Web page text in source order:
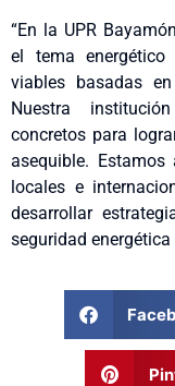
“En la UPR
el tema energético
viables basadas
Nuestra
concretos para
asequible.
locales e
desarrollar
seguridad energética